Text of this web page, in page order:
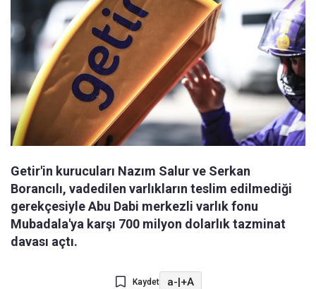
Getir'in kurucuları Nazım Salur ve Serkan
Borancılı, vadedilen varlıkların teslim edilmediği
gerekçesiyle Abu Dabi merkezli varlık fonu
Mubadala'ya karşı 700 milyon dolarlık tazminat
davası açtı.
Kaydet a-|+A